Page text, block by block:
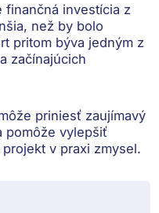
finančná investícia z
než by bolo
pritom býva jedným z
začínajúcich
priniesť zaujímavý
pomôže vylepšiť
v praxi zmysel.